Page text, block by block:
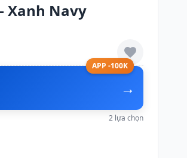
Xanh Navy
APP -100K
→
2 lựa chọn